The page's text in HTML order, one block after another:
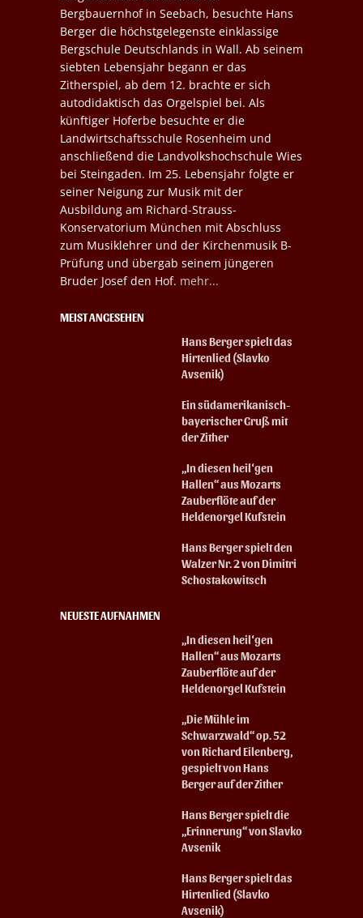
Bergbauernhof in Seebach, besuchte Hans
Berger die höchstgelegenste einklassige
Bergschule Deutschlands in Wall. Ab seinem
siebten Lebensjahr begann er das
Zitherspiel, ab dem 12. brachte er sich
autodidaktisch das Orgelspiel bei. Als
künftiger Hoferbe besuchte er die
Landwirtschaftsschule Rosenheim und
anschließend die Landvolkshochschule Wies
bei Steingaden. Im 25. Lebensjahr folgte er
seiner Neigung zur Musik mit der
Ausbildung am Richard-Strauss-
Konservatorium München mit Abschluss
zum Musiklehrer und der Kirchenmusik B-
Prüfung und übergab seinem jüngeren
Bruder Josef den Hof. mehr...
MEIST ANGESEHEN
Hans Berger spielt das
Hirtenlied (Slavko
Avsenik)
Ein südamerikanisch-
bayerischer Gruß mit
der Zither
„In diesen heil‘gen
Hallen“ aus Mozarts
Zauberflöte auf der
Heldenorgel Kufstein
Hans Berger spielt den
Walzer Nr. 2 von Dimitri
Schostakowitsch
NEUESTE AUFNAHMEN
„In diesen heil‘gen
Hallen“ aus Mozarts
Zauberflöte auf der
Heldenorgel Kufstein
„Die Mühle im
Schwarzwald“ op. 52
von Richard Eilenberg,
gespielt von Hans
Berger auf der Zither
Hans Berger spielt die
„Erinnerung“ von Slavko
Avsenik
Hans Berger spielt das
Hirtenlied (Slavko
Avsenik)